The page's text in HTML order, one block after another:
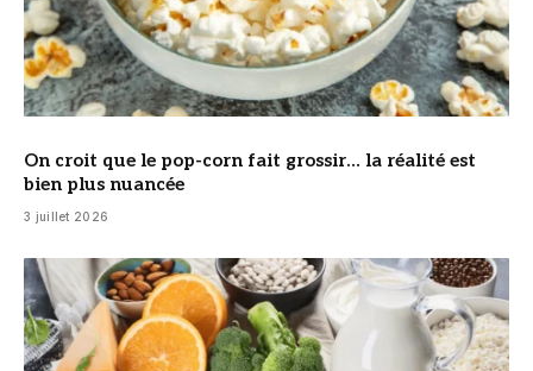
On croit que le pop-corn fait grossir… la réalité est
bien plus nuancée
3 juillet 2026
© DR